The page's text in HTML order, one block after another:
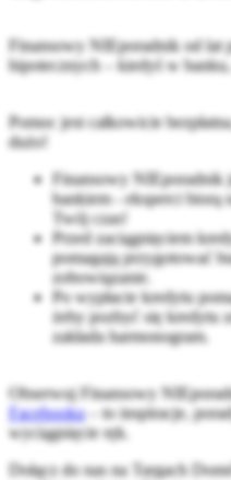
Finansowy NIEporadnik od lat
hipotecznych – kiedyś w
Pomoc jest całkowicie
dużo!
Finansowy NIEporadnik
bankiem - eksperci biorą
Twój czas!
Przed zaciągnięciem
pomagają przygotować
zobowiązanie.
Po wypłacie kredytu
żeby pozbyć się kredytu
zakłada harmonogram.
Obserwuj Finansowy
Facebooku– to inspiracje,
wyciągnięcie ręk.
Dołącz do nas na Targach